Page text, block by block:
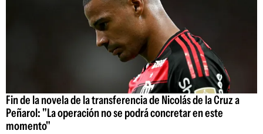
Fin de la novela de la transferencia de Nicolás de la Cruz a
Peñarol: "La operación no se podrá concretar en este
momento"